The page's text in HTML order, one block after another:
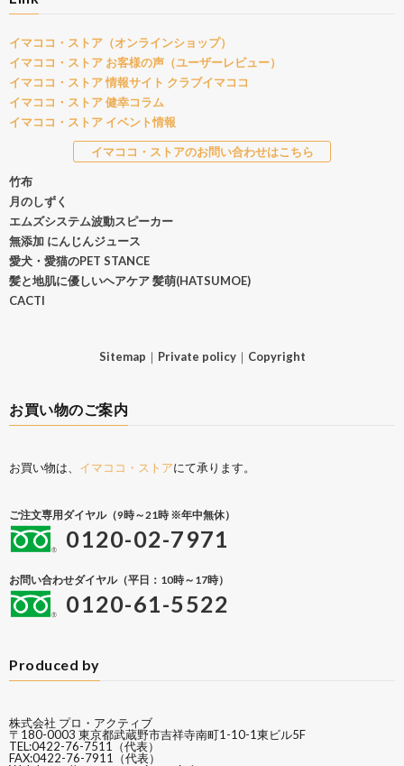
イマココ・ストア（オンラインショップ）
イマココ・ストア お客様の声（ユーザーレビュー）
イマココ・ストア 情報サイト クラブイマココ
イマココ・ストア 健幸コラム
イマココ・ストア イベント情報
イマココ・ストアのお問い合わせはこちら
竹布
月のしずく
エムズシステム波動スピーカー
無添加 にんじんジュース
愛犬・愛猫のPET STANCE
髪と地肌に優しいヘアケア 髪萌(HATSUMOE)
CACTI
Sitemap ｜ Private policy｜ Copyright
お買い物のご案内
お買い物は、 イマココ・ストアにて承ります。
ご注文専用ダイヤル（9時～21時 ※年中無休）
0120-02-7971
お問い合わせダイヤル（平日：10時～17時）
0120-61-5522
Produced by
株式会社 プロ・アクティブ
〒180-0003 東京都武蔵野市吉祥寺南町1-10-1東ビル5F
TEL:0422-76-7511（代表）
FAX:0422-76-7911（代表）